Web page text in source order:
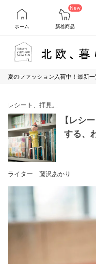
ホーム
New
新着商品
夏のファッション入荷中！最新
レシート、拝見。
【レシ
する、
ライター 藤沢あかり